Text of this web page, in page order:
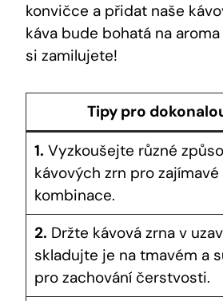
konvičce a přidat naše
káva bude bohatá na
si zamilujete!
Tipy pro
1. Vyzkoušejte různé
kávových zrn pro
kombinace.
2. Držte kávová zrna v
skladujte je na tmavém a
pro zachování čerstvosti.